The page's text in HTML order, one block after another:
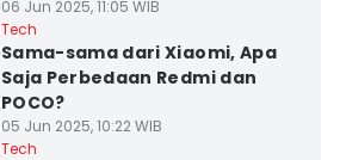
06 Jun 2025, 11:05 WIB
Tech
Sama-sama dari Xiaomi, Apa
Saja Perbedaan Redmi dan
POCO?
05 Jun 2025, 10:22 WIB
Tech